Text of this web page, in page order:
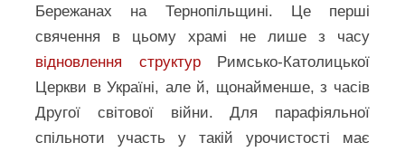
Бережанах на Тернопільщині. Це перші
свячення в цьому храмі не лише з часу
відновлення структурРимсько-Католицької
Церкви в Україні, але й, щонайменше, з часів
Другої світової війни. Для парафіяльної
спільноти участь у такій урочистості має